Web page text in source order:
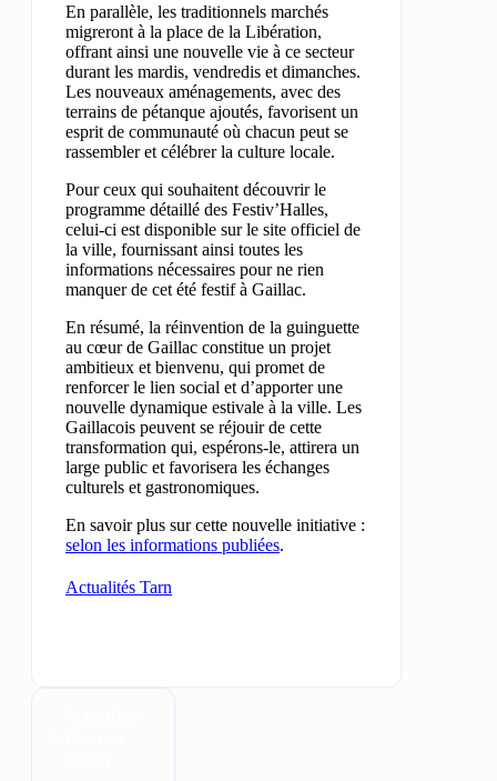
En parallèle, les traditionnels marchés
migreront à la place de la Libération,
offrant ainsi une nouvelle vie à ce secteur
durant les mardis, vendredis et dimanches.
Les nouveaux aménagements, avec des
terrains de pétanque ajoutés, favorisent un
esprit de communauté où chacun peut se
rassembler et célébrer la culture locale.
Pour ceux qui souhaitent découvrir le
programme détaillé des Festiv’Halles,
celui-ci est disponible sur le site officiel de
la ville, fournissant ainsi toutes les
informations nécessaires pour ne rien
manquer de cet été festif à Gaillac.
En résumé, la réinvention de la guinguette
au cœur de Gaillac constitue un projet
ambitieux et bienvenu, qui promet de
renforcer le lien social et d’apporter une
nouvelle dynamique estivale à la ville. Les
Gaillacois peuvent se réjouir de cette
transformation qui, espérons-le, attirera un
large public et favorisera les échanges
culturels et gastronomiques.
En savoir plus sur cette nouvelle initiative :
selon les informations publiées.
Actualités Tarn